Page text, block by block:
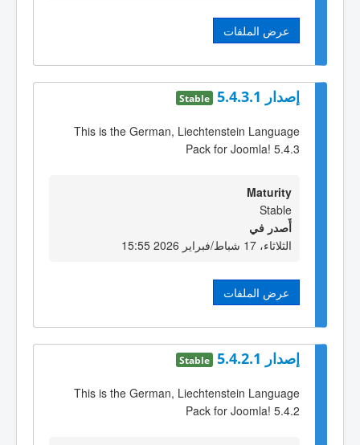
عرض الملفات
إصدار 5.4.3.1 Stable
This is the German, Liechtenstein Language
Pack for Joomla! 5.4.3
Maturity
Stable
أٌصدر في
الثلاثاء، 17 شباط/فبراير 2026 15:55
عرض الملفات
إصدار 5.4.2.1 Stable
This is the German, Liechtenstein Language
Pack for Joomla! 5.4.2